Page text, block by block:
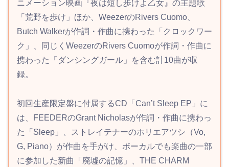
ニメーション映画『夜は短し歩けよ乙女』の主題歌
「荒野を歩け」ほか、WeezerのRivers Cuomo、
Butch Walkerが作詞・作曲に携わった「クロックワー
ク」、同じくWeezerのRivers Cuomoが作詞・作曲に
携わった「ダンシングガール」を含む計10曲が収
録。
初回生産限定盤に付属するCD「Can’t Sleep EP」に
は、FEEDERのGrant Nicholasが作詞・作曲に携わっ
た「Sleep」、ストレイテナーのホリエアツシ（Vo,
G, Piano）が作曲を手がけ、ボーカルでも楽曲の一部
に参加した新曲「廃墟の記憶」、THE CHARM